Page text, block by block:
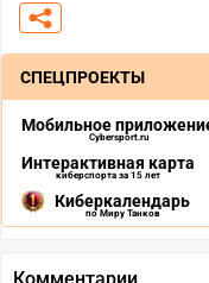
СПЕЦПРОЕКТЫ
Мобильное
Cybersport.ru
Интерактивная карта
киберспорта за 15 лет
Киберкалендарь
по Миру Танков